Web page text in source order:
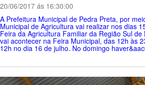
20/06/2017 ás 16:30:00
A Prefeitura Municipal de Pedra Preta, por
Municipal de Agricultura vai realizar nos dias
Feira da Agricultura Familiar da Região Sul
vai acontecer na Feira Municipal, das 12h às
12h no dia 16 de julho. No domingo